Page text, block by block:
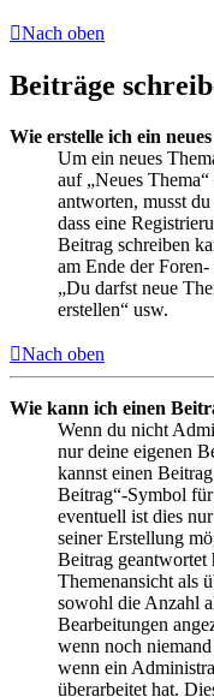
Nach oben
Beiträge
Wie erstelle ich ein
Um ein neues
auf „Neues
antworten, musst
dass eine
Beitrag schreiben
am Ende der
„Du darfst neue
erstellen“ usw.
Nach oben
Wie kann ich einen
Wenn du nicht
nur deine eigenen
kannst einen
Beitrag“-Symbol
eventuell ist dies
seiner Erstellung
Beitrag
Themenansicht als
sowohl die Anzahl
Bearbeitungen
wenn noch
wenn ein
überarbeitet hat.